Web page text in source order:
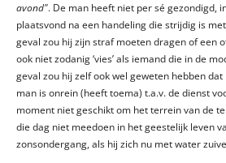
avond". De man heeft niet per sé gezondigd,
plaatsvond na een handeling die strijdig is
geval zou hij zijn straf moeten dragen of een
ook niet zodanig ‘vies’ als iemand die in de
geval zou hij zelf ook wel geweten hebben
man is onrein (heeft toema) t.a.v. de dienst
moment niet geschikt om het terrein van de
die dag niet meedoen in het geestelijk leven
zonsondergang, als hij zich nu met water